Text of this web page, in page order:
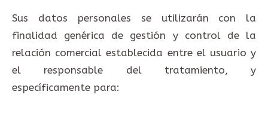
Sus datos personales se utilizarán con la
finalidad genérica de gestión y control de la
relación comercial establecida entre el usuario y
el responsable del tratamiento, y
específicamente para: